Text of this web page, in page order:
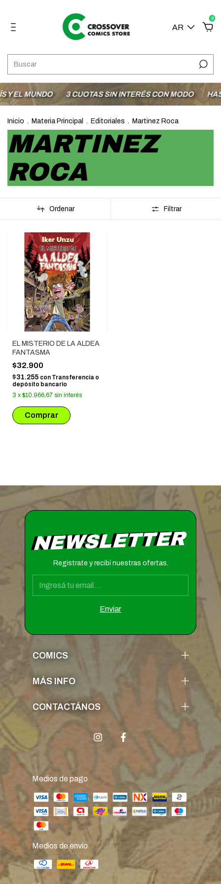
AR
0
EL MUNDO 3 CUOTAS SIN INTERÉS CON MODO
Inicio . Materia Principal . Editoriales . Martinez Roca
MARTINEZ
ROCA
Ordenar Filtrar
EL MISTERIO DE LA ALDEA
FANTASMA
$32.900
$31.255 con Transferencia o
depósito bancario
3 x $10.966,67 sin interés
NEWSLETTER
Registrate y recibí nuestras ofertas.
COMICS
MÁS INFO
CONTACTÁNOS
Medios de pago
Medios de envío